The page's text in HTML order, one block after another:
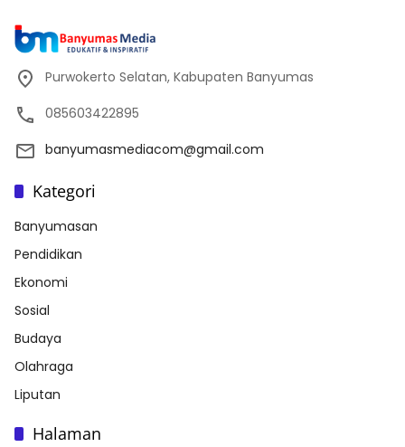
Purwokerto Selatan, Kabupaten Banyumas
085603422895
banyumasmediacom@gmail.com
Kategori
Banyumasan
Pendidikan
Ekonomi
Sosial
Budaya
Olahraga
Liputan
Halaman